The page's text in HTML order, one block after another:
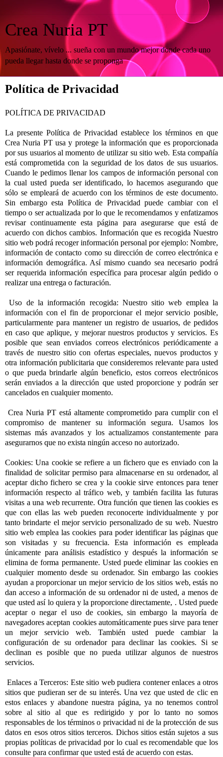
Crea Nuria PT
Apasiónate, vívelo ... sueña con un mundo mejor donde cada uno
pueda llegar hasta donde se proponga
Política de Privacidad
POLÍTICA DE PRIVACIDAD
La presente Política de Privacidad establece los términos en que
Crea Nuria PT usa y protege la información que es proporcionada
por sus usuarios al momento de utilizar su sitio web. Esta compañía
está comprometida con la seguridad de los datos de sus usuarios.
Cuando le pedimos llenar los campos de información personal con
la cual usted pueda ser identificado, lo hacemos asegurando que
sólo se empleará de acuerdo con los términos de este documento.
Sin embargo esta Política de Privacidad puede cambiar con el
tiempo o ser actualizada por lo que le recomendamos y enfatizamos
revisar continuamente esta página para asegurarse que está de
acuerdo con dichos cambios. Información que es recogida Nuestro
sitio web podrá recoger información personal por ejemplo: Nombre,
información de contacto como su dirección de correo electrónica e
información demográfica. Así mismo cuando sea necesario podrá
ser requerida información específica para procesar algún pedido o
realizar una entrega o facturación.
Uso de la información recogida: Nuestro sitio web emplea la
información con el fin de proporcionar el mejor servicio posible,
particularmente para mantener un registro de usuarios, de pedidos
en caso que aplique, y mejorar nuestros productos y servicios. Es
posible que sean enviados correos electrónicos periódicamente a
través de nuestro sitio con ofertas especiales, nuevos productos y
otra información publicitaria que consideremos relevante para usted
o que pueda brindarle algún beneficio, estos correos electrónicos
serán enviados a la dirección que usted proporcione y podrán ser
cancelados en cualquier momento.
Crea Nuria PT está altamente comprometido para cumplir con el
compromiso de mantener su información segura. Usamos los
sistemas más avanzados y los actualizamos constantemente para
asegurarnos que no exista ningún acceso no autorizado.
Cookies: Una cookie se refiere a un fichero que es enviado con la
finalidad de solicitar permiso para almacenarse en su ordenador, al
aceptar dicho fichero se crea y la cookie sirve entonces para tener
información respecto al tráfico web, y también facilita las futuras
visitas a una web recurrente. Otra función que tienen las cookies es
que con ellas las web pueden reconocerte individualmente y por
tanto brindarte el mejor servicio personalizado de su web. Nuestro
sitio web emplea las cookies para poder identificar las páginas que
son visitadas y su frecuencia. Esta información es empleada
únicamente para análisis estadístico y después la información se
elimina de forma permanente. Usted puede eliminar las cookies en
cualquier momento desde su ordenador. Sin embargo las cookies
ayudan a proporcionar un mejor servicio de los sitios web, estás no
dan acceso a información de su ordenador ni de usted, a menos de
que usted así lo quiera y la proporcione directamente, . Usted puede
aceptar o negar el uso de cookies, sin embargo la mayoría de
navegadores aceptan cookies automáticamente pues sirve para tener
un mejor servicio web. También usted puede cambiar la
configuración de su ordenador para declinar las cookies. Si se
declinan es posible que no pueda utilizar algunos de nuestros
servicios.
Enlaces a Terceros: Este sitio web pudiera contener enlaces a otros
sitios que pudieran ser de su interés. Una vez que usted de clic en
estos enlaces y abandone nuestra página, ya no tenemos control
sobre al sitio al que es redirigido y por lo tanto no somos
responsables de los términos o privacidad ni de la protección de sus
datos en esos otros sitios terceros. Dichos sitios están sujetos a sus
propias políticas de privacidad por lo cual es recomendable que los
consulte para confirmar que usted está de acuerdo con estas.